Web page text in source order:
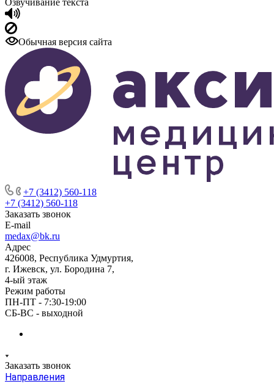
Озвучивание текста
Обычная версия сайта
+7 (3412) 560-118
+7 (3412) 560-118
Заказать звонок
E-mail
medax@bk.ru
Адрес
426008, Республика Удмуртия,
г. Ижевск, ул. Бородина 7,
4-ый этаж
Режим работы
ПН-ПТ - 7:30-19:00
СБ-ВС - выходной
Заказать звонок
Направления